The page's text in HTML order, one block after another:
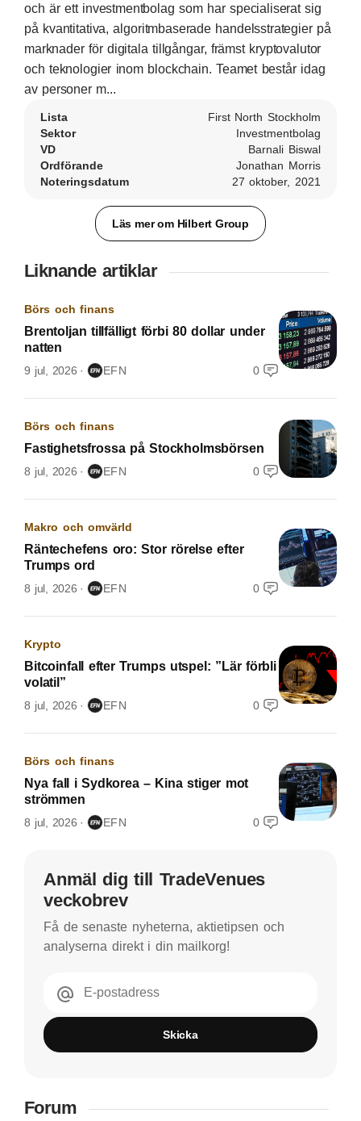
och är ett investmentbolag som har specialiserat sig
på kvantitativa, algoritmbaserade handelsstrategier på
marknader för digitala tillgångar, främst kryptovalutor
och teknologier inom blockchain. Teamet består idag
av personer m...
Lista
First North Stockholm
Sektor
Investmentbolag
VD
Barnali Biswal
Ordförande
Jonathan Morris
Noteringsdatum
27 oktober, 2021
Läs mer om Hilbert Group
Liknande artiklar
Börs och finans
Brentoljan tillfälligt förbi 80 dollar under
natten
9 jul, 2026 EFN 0
Börs och finans
Fastighetsfrossa på Stockholmsbörsen
8 jul, 2026 EFN 0
Makro och omvärld
Räntechefens oro: Stor rörelse efter
Trumps ord
8 jul, 2026 EFN 0
Krypto
Bitcoinfall efter Trumps utspel: ”Lär förbli
volatil”
8 jul, 2026 EFN 0
Börs och finans
Nya fall i Sydkorea – Kina stiger mot
strömmen
8 jul, 2026 EFN 0
Anmäl dig till TradeVenues
veckobrev
Få de senaste nyheterna, aktietipsen och
analyserna direkt i din mailkorg!
E-postadress
Skicka
Forum